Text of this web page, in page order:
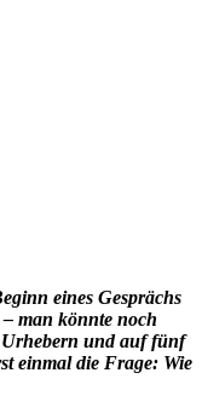
eines Gesprächs
man könnte noch
Urhebern und auf fünf
einmal die Frage: Wie